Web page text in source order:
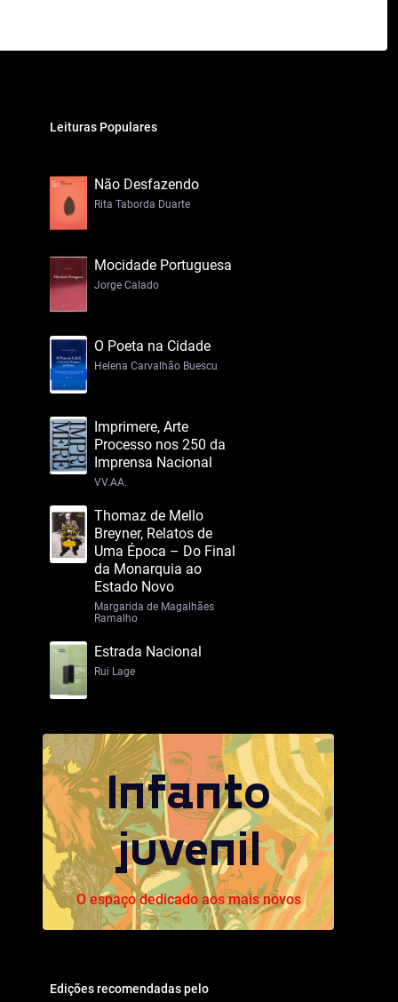
Leituras Populares
Não Desfazendo
Rita Taborda Duarte
Mocidade Portuguesa
Jorge Calado
O Poeta na Cidade
Helena Carvalhão Buescu
Imprimere, Arte
Processo nos 250 da
Imprensa Nacional
VV.AA.
Thomaz de Mello
Breyner, Relatos de
Uma Época – Do Final
da Monarquia ao
Estado Novo
Margarida de Magalhães
Ramalho
Estrada Nacional
Rui Lage
Infanto
juvenil
O espaço dedicado aos mais novos
Edições recomendadas pelo